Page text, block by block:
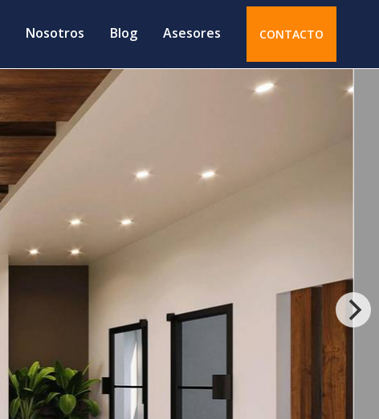
Nosotros Blog Asesores CONTACTO